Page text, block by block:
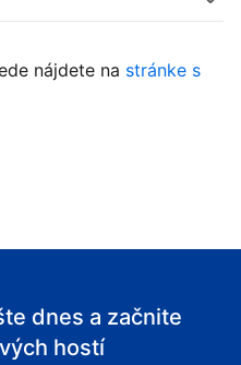
nájdete na stránke s
dnes a začnite
hostí